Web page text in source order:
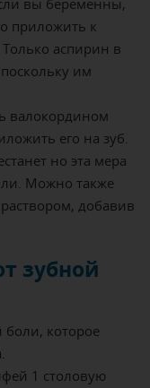
вы беременны,
приложить к
аспирин в
им
валокордином
его на зуб.
но эта мера
Можно также
добавив
зубной
боли, которое
1 столовую